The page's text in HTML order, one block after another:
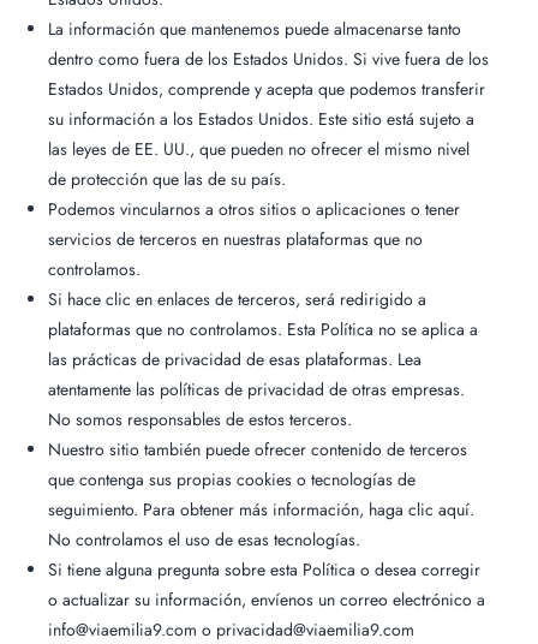
La información que mantenemos puede almacenarse tanto
dentro como fuera de los Estados Unidos. Si vive fuera de los
Estados Unidos, comprende y acepta que podemos transferir
su información a los Estados Unidos. Este sitio está sujeto a
las leyes de EE. UU., que pueden no ofrecer el mismo nivel
de protección que las de su país.
Podemos vincularnos a otros sitios o aplicaciones o tener
servicios de terceros en nuestras plataformas que no
controlamos.
Si hace clic en enlaces de terceros, será redirigido a
plataformas que no controlamos. Esta Política no se aplica a
las prácticas de privacidad de esas plataformas. Lea
atentamente las políticas de privacidad de otras empresas.
No somos responsables de estos terceros.
Nuestro sitio también puede ofrecer contenido de terceros
que contenga sus propias cookies o tecnologías de
seguimiento. Para obtener más información, haga clic aquí.
No controlamos el uso de esas tecnologías.
Si tiene alguna pregunta sobre esta Política o desea corregir
o actualizar su información, envíenos un correo electrónico a
info@viaemilia9.com o privacidad@viaemilia9.com
Special Menu
Catering
Market
Blog
Make a Reservation
Gift Cards
Order Online
1120 15th St Miami Beach FL 33139
Teléfono: 786 216 7150
Lunes – Viernes | 5M – 11PM
Sábado – Domingo | 12PM – 11PM